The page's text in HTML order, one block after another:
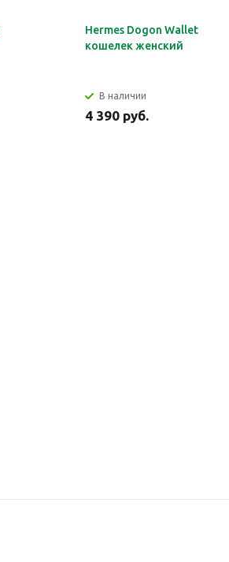
Hermes Dogon Wallet
кошелек женский
В наличии
4 390 руб.